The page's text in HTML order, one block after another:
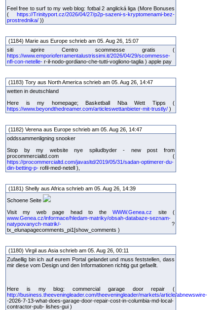
Feel free to surf to my web blog: fotbal 2 anglická liga (More Bonuses
( https://Trinityport.cz/2026/04/27/p2p-sazeni-s-kryptomenami-bez-
prostrednika/ ))
(1184) Marie aus Europe schrieb am 05. Aug 26, 15:07
siti aprire Centro scommesse gratis (
https://www.emporioferramentalustrissimi.it/2026/04/29/scommesse-
nfl-con-netelle- r-il-nodo-gordiano-che-tutti-vogliono-taglia ) apple pay
(1183) Tory aus North America schrieb am 05. Aug 26, 14:47
wetten in deutschland
Here is my homepage; Basketball Nba Wett Tipps (
https://www.beyondthedreamer.com/articleswettanbieter-mit-trustly/ )
(1182) Verena aus Europe schrieb am 05. Aug 26, 14:47
oddssammenligning snooker
Stop by my website nye spiludbyder - new post from
procommercialtd.com (
https://procommercialtd.com/javasltd/2019/05/31/sadan-optimerer-du-
din-betting-p- rofil-med-netell ),
(1181) Shelly aus Africa schrieb am 05. Aug 26, 14:39
Schoene Seite
Visit my web page head to theWWW.Genea.cz site (
www.Genea.cz/informace/hledam-matriky/obsah-databaze-seznam-
natypovanych-matrik/- ?
tx_elunapagecomments_pi1[show_comments )
(1180) Virgil aus Asia schrieb am 05. Aug 26, 00:11
Zufaellig bin ich auf eurem Portal gelandet und muss feststellen, dass
mir diese vom Design und den Informationen richtig gut gefaellt.
Here is my blog: commercial garage door repair (
http://business.theeveningleader.com/theeveningleader/markets/article/abnewswire-
-2026-7-13-what-does-garage-door-repair-cost-in-columbia-md-local-
contractor-pub- lishes-gui )